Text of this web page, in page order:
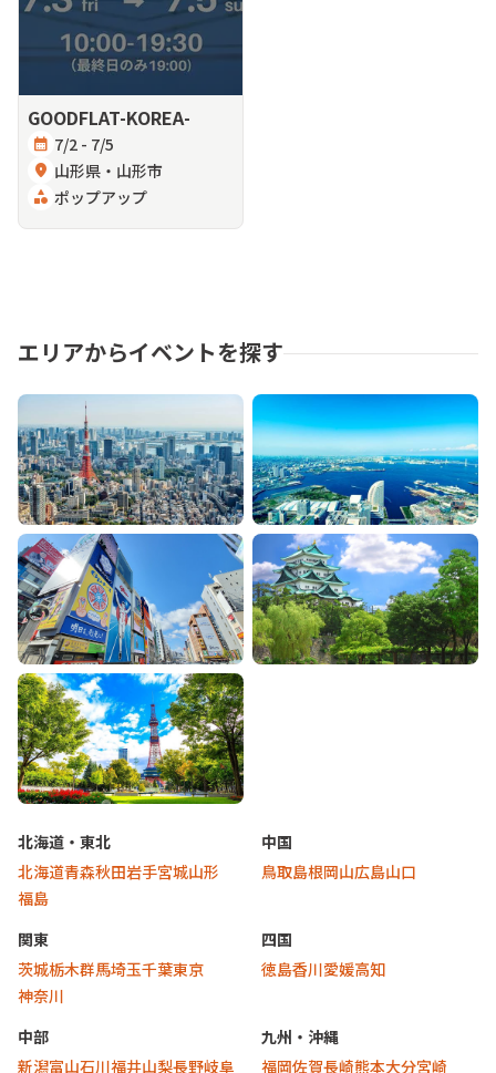
GOODFLAT-KOREA-
calendar_month 7/2 - 7/5
location_on 山形県・山形市
category ポップアップ
エリアからイベントを探す
東京 神奈川
大阪
北海道・東北
北海道青森秋田岩手宮城山形
福島
関東
茨城栃木群馬埼玉千葉東京
神奈川
中部
新潟富山石川福井山梨長野岐阜
中国
鳥取島根岡山広島山口
四国
徳島香川愛媛高知
九州・沖縄
福岡佐賀長崎熊本大分宮崎